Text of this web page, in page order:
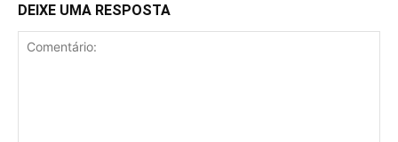
DEIXE UMA RESPOSTA